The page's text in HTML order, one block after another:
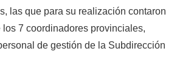
las que para su realización contaron
los 7 coordinadores provinciales,
de gestión de la Subdirección